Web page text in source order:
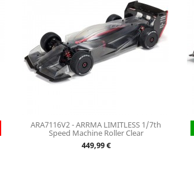
ARA7116V2 - ARRMA LIMITLESS 1/7th
Speed Machine Roller Clear
Prix
449,99 €